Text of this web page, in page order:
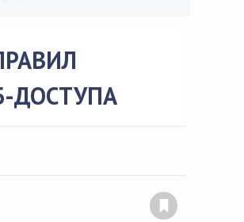
ДОСТУПА